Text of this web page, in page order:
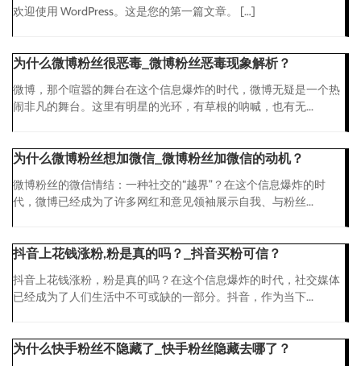
欢迎使用 WordPress。这是您的第一篇文章。 […]
为什么微博粉丝很恶毒_微博粉丝恶毒现象解析？
微博，那个喧嚣的舞台在这个信息爆炸的时代，微博无疑是一个热
闹非凡的舞台。这里有明星的光环，有草根的呐喊，也有无...
为什么微博粉丝想加微信_微博粉丝加微信的动机？
微博粉丝的微信情结：一种社交的“越界”？在这个信息爆炸的时
代，微博已经成为了许多网红和意见领袖展示自我、与粉丝...
抖音上花钱涨粉,粉是真的吗？_抖音买粉可信？
抖音上花钱涨粉，粉是真的吗？在这个信息爆炸的时代，社交媒体
已经成为了人们生活中不可或缺的一部分。抖音，作为当下...
为什么快手粉丝不隐藏了_快手粉丝隐藏去哪了？